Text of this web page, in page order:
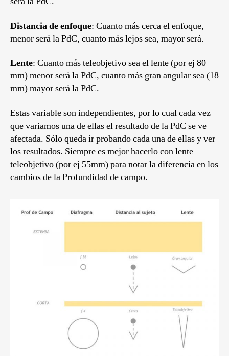
Distancia de enfoque: Cuanto más cerca el enfoque,
menor será la PdC, cuanto más lejos sea, mayor será.
Lente: Cuanto más teleobjetivo sea el lente (por ej 80
mm) menor será la PdC, cuanto más gran angular sea (18
mm) mayor será la PdC.
Estas variable son independientes, por lo cual cada vez
que variamos una de ellas el resultado de la PdC se ve
afectada. Sólo queda ir probando cada una de ellas y ver
los resultados. Siempre es mejor hacerlo con lente
teleobjetivo (por ej 55mm) para notar la diferencia en los
cambios de la Profundidad de campo.